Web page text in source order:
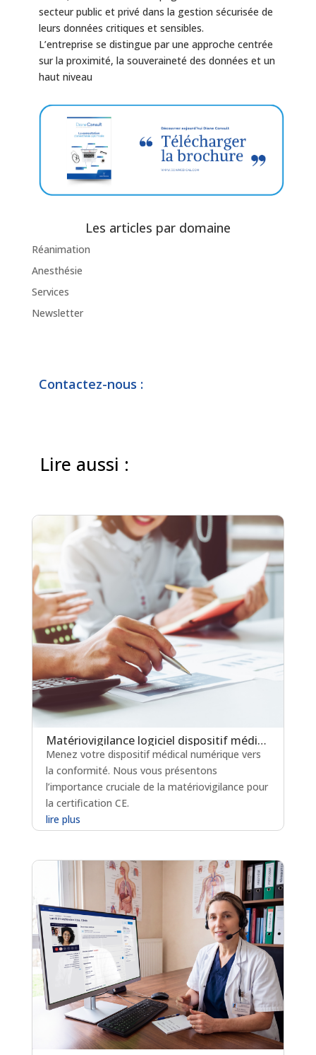
secteur public et privé dans la gestion sécurisée de
leurs données critiques et sensibles.
L’entreprise se distingue par une approche centrée
sur la proximité, la souveraineté des données et un
haut niveau
Les articles par domaine
Réanimation
Anesthésie
Services
Newsletter
Contactez-nous :
Lire aussi :
Matériovigilance logiciel dispositif médical : un levier clé pour la certification en soins critiques
Menez votre dispositif médical numérique vers
la conformité. Nous vous présentons
l’importance cruciale de la matériovigilance pour
la certification CE.
lire plus